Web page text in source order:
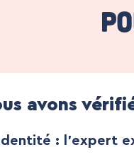
avons
: l’expert